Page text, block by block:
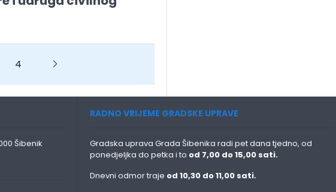
4
Šibenik
RADNO VRIJEME GRADSKE UPRAVE
Gradska uprava Grada Šibenika radi pet dana tjedno, od
ponedjeljka do petka i to od 7,00 do 15,00 sati.
Dnevni odmor traje od 10,30 do 11,00 sati.